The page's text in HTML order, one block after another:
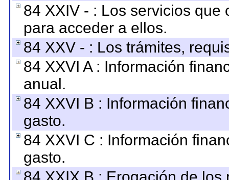
84 XXIV - : Los servicios
para acceder a ellos.
84 XXV - : Los trámites,
84 XXVI A : Información
anual.
84 XXVI B : Información
gasto.
84 XXVI C : Información
gasto.